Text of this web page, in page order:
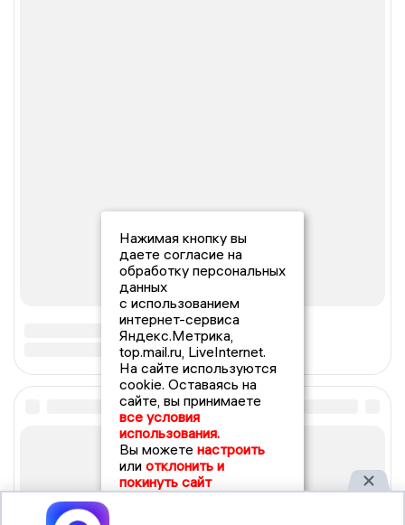
Нажимая кнопку вы
даете согласие на
обработку персональных
данных
с использованием
интернет-сервиса
Яндекс.Метрика,
top.mail.ru, LiveInternet.
На сайте используются
cookie. Оставаясь на
сайте, вы принимаете
все условия
использования.
Вы можете настроить
или отклонить и
покинуть сайт